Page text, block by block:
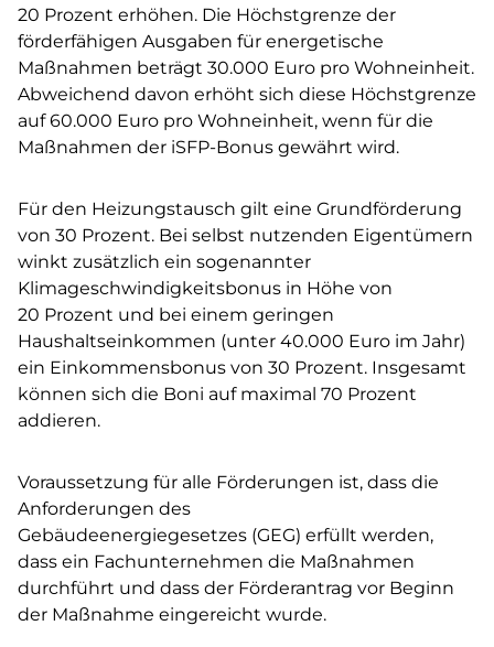
20 Prozent erhöhen. Die Höchstgrenze der
förderfähigen Ausgaben für energetische
Maßnahmen beträgt 30.000 Euro pro Wohneinheit.
Abweichend davon erhöht sich diese Höchstgrenze
auf 60.000 Euro pro Wohneinheit, wenn für die
Maßnahmen der iSFP-Bonus gewährt wird.
Für den Heizungstausch gilt eine Grundförderung
von 30 Prozent. Bei selbst nutzenden Eigentümern
winkt zusätzlich ein sogenannter
Klimageschwindigkeitsbonus in Höhe von
20 Prozent und bei einem geringen
Haushaltseinkommen (unter 40.000 Euro im Jahr)
ein Einkommensbonus von 30 Prozent. Insgesamt
können sich die Boni auf maximal 70 Prozent
addieren.
Voraussetzung für alle Förderungen ist, dass die
Anforderungen des
Gebäudeenergiegesetzes (GEG) erfüllt werden,
dass ein Fachunternehmen die Maßnahmen
durchführt und dass der Förderantrag vor Beginn
der Maßnahme eingereicht wurde.